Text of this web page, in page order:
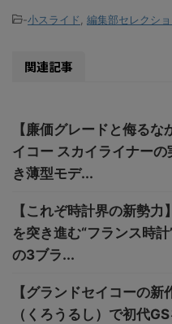
-小スライド 編集部セレクシ
関連記事
【廉価グレードと侮るな
イコー スカイライナーの
き薄型モデ...
【これぞ時計界の新勢力
を突き進む“フランス時計
の3ブラ...
【グランドセイコーの新
（くろうるし）で初代